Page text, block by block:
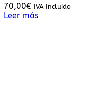
70,00€ IVA Incluido
Leer más